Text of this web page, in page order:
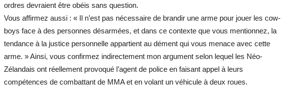
ordres devraient être obéis sans question.
Vous affirmez aussi : « Il n’est pas nécessaire de brandir une arme pour jouer les cow-
boys face à des personnes désarmées, et dans ce contexte que vous mentionnez, la
tendance à la justice personnelle appartient au dément qui vous menace avec cette
arme. » Ainsi, vous confirmez indirectement mon argument selon lequel les Néo-
Zélandais ont réellement provoqué l’agent de police en faisant appel à leurs
compétences de combattant de MMA et en volant un véhicule à deux roues.